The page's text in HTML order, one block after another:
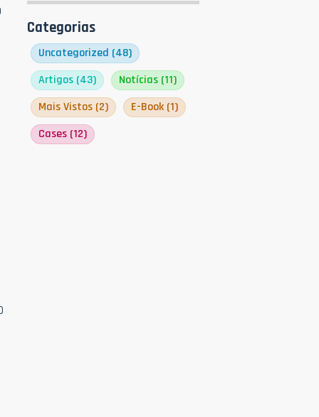
Categorias
Uncategorized (48)
Artigos (43) Notícias (11)
Mais Vistos (2) E-Book (1)
Cases (12)